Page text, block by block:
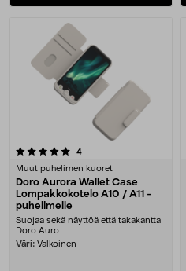
4arvostelut
Muut puhelimen kuoret
Doro Aurora Wallet Case
Lompakkokotelo A10 / A11 -
puhelimelle
Suojaa sekä näyttöä että takakantta
Doro Auro....
Väri: Valkoinen
4.5 viidestä tähdestä